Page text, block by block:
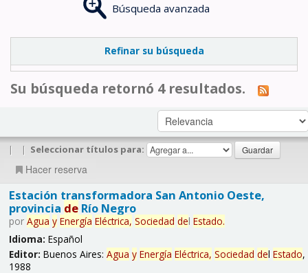
Búsqueda avanzada
Refinar su búsqueda
Su búsqueda retornó 4 resultados.
| | Seleccionar títulos para:
Hacer reserva
Estación transformadora San Antonio Oeste,
provincia deRío Negro
por Agua y Energía Eléctrica, Sociedad del Estado.
Idioma: Español
Editor: Buenos Aires: Agua y Energía Eléctrica, Sociedad del Estado,
1988